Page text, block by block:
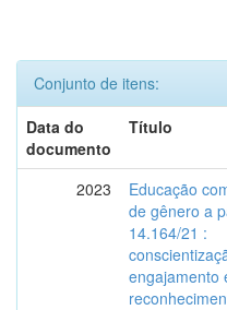
Conjunto de itens:
Data do
documento
Título
2023
Educação
de gênero a
14.164/21 :
engajamento